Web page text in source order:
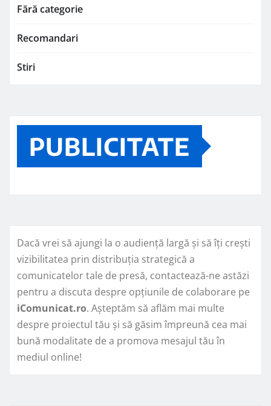
Fără categorie
Recomandari
Stiri
PUBLICITATE
Dacă vrei să ajungi la o audiență largă și să îți crești
vizibilitatea prin distribuția strategică a
comunicatelor tale de presă, contactează-ne astăzi
pentru a discuta despre opțiunile de colaborare pe
iComunicat.ro. Așteptăm să aflăm mai multe
despre proiectul tău și să găsim împreună cea mai
bună modalitate de a promova mesajul tău în
mediul online!